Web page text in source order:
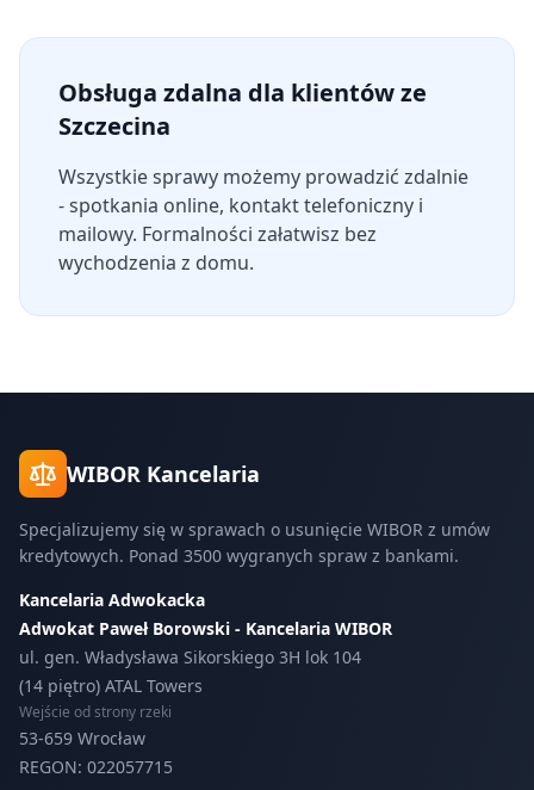
Obsługa zdalna dla klientów ze
Szczecina
Wszystkie sprawy możemy prowadzić zdalnie
- spotkania online, kontakt telefoniczny i
mailowy. Formalności załatwisz bez
wychodzenia z domu.
WIBOR Kancelaria
Specjalizujemy się w sprawach o usunięcie WIBOR z umów
kredytowych. Ponad 3500 wygranych spraw z bankami.
Kancelaria Adwokacka
Adwokat Paweł Borowski - Kancelaria WIBOR
ul. gen. Władysława Sikorskiego 3H lok 104
(14 piętro) ATAL Towers
Wejście od strony rzeki
53-659 Wrocław
REGON: 022057715